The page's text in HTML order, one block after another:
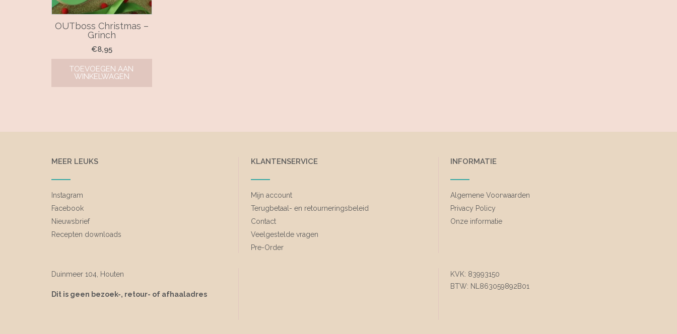
OUTboss Christmas –
Grinch
€8,95
TOEVOEGEN AAN
WINKELWAGEN
MEER LEUKS
Instagram
Facebook
Nieuwsbrief
Recepten downloads
KLANTENSERVICE
Mijn account
Terugbetaal- en retourneringsbeleid
Contact
Veelgestelde vragen
Pre-Order
INFORMATIE
Algemene Voorwaarden
Privacy Policy
Onze informatie
Duinmeer 104, Houten
Dit is geen bezoek-, retour- of afhaaladres
KVK: 83993150
BTW: NL863059892B01